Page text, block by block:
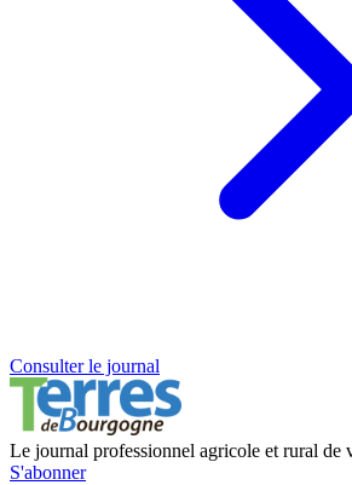
Consulter le journal
Le journal professionnel agricole et rural de
S'abonner